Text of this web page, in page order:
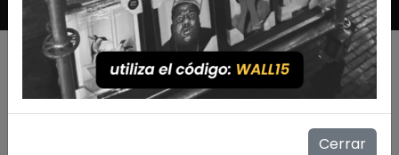
Cuadro Michael
Jordan
Cuadro Michael
Jordan Salto Tres
$22.000
Cerrar